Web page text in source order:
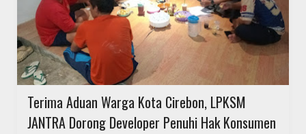
Terima Aduan Warga Kota Cirebon, LPKSM
JANTRA Dorong Developer Penuhi Hak Konsumen